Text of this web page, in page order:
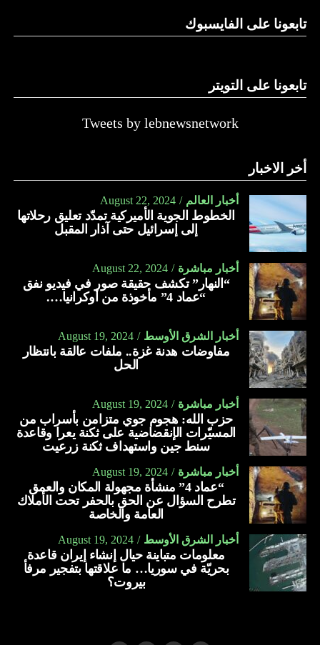
تابعونا على الفايسبوك
تابعونا على التويتر
Tweets by lebnewsnetwork
أخر الاخبار
أخبار العالم August 22, 2024
الخطوط الجوية الأميركية تمدّد تعليق رحلاتها
إلى إسرائيل حتى آذار المقبل
أخبار مباشرة August 22, 2024
“النهار” تكشف حقيقة صور في فيديو نفق
“عماد 4” مأخوذة من أوكرانيا….
أخبار الشرق الأوسط August 19, 2024
مفاوضات هدنة غزة.. ملفات عالقة بانتظار
الحل
أخبار مباشرة August 19, 2024
حزب الله: هجوم جوي متزامن بأسراب من
المسيّرات الإنقضاضية على ثكنة يعرا وقاعدة
سنط جين واستهداف ثكنة زرعيت
أخبار مباشرة August 19, 2024
“عماد 4” منشأة مجهولة المكان والعمق
تطرح السؤال عن الحق بالحفر تحت الأملاك
العامة والخاصة
أخبار الشرق الأوسط August 19, 2024
معلومات متباينة حيال إنشاء إيران قاعدة
بحريّة في سوريا… ما علاقتها بتفجير مرفأ
بيروت؟